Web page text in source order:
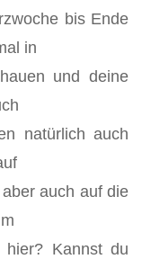
bis Ende
in
und deine
natürlich auch
auch auf die
Kannst du